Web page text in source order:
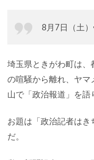
8月7日（土
埼玉県ときがわ町は
の喧騒から離れ、ヤマ
山で「政治報道」を語
お題は「政治記者はき
だ。